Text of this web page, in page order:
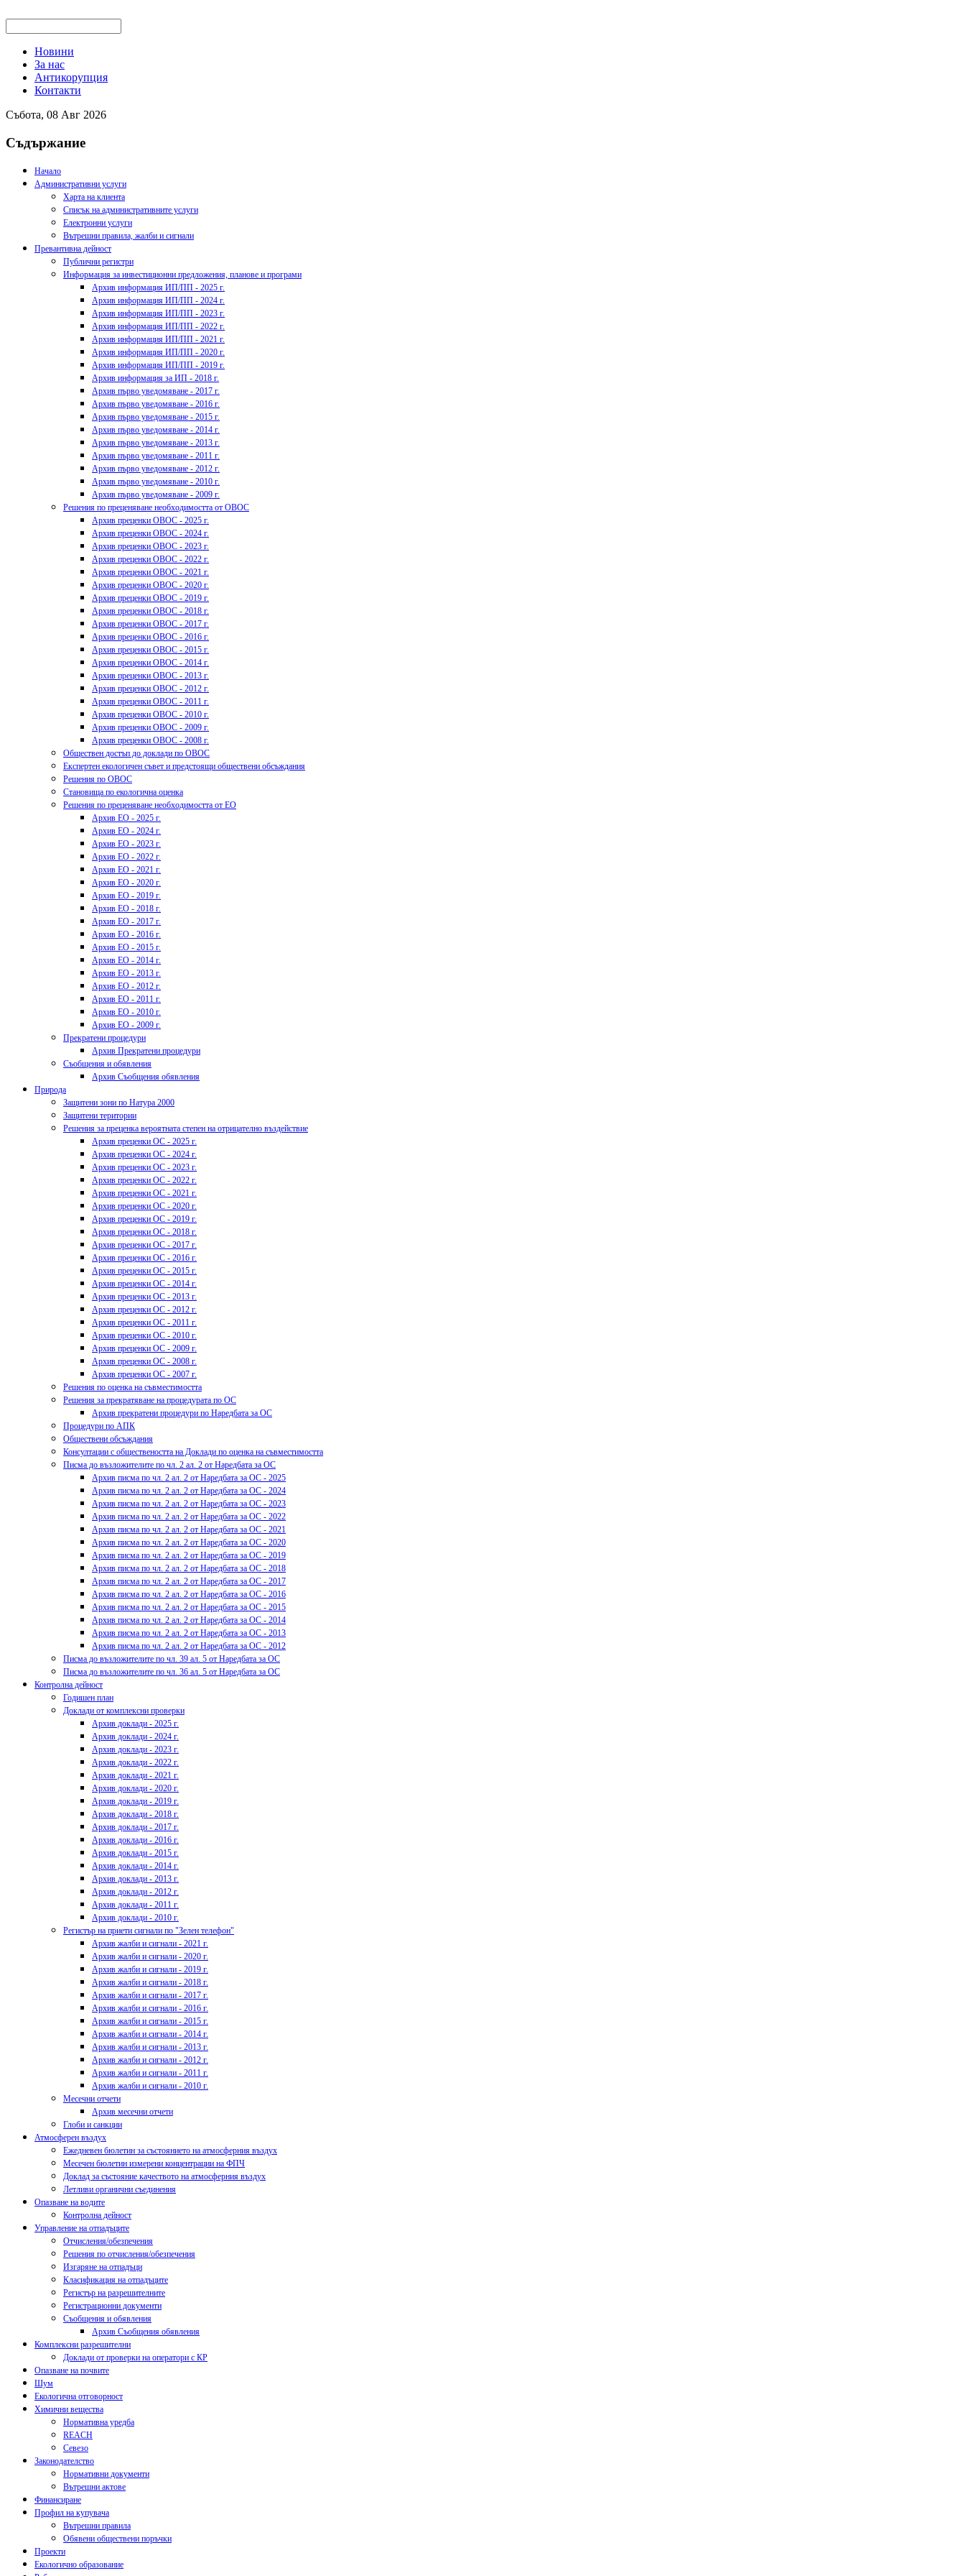
Новини
За нас
Антикорупция
Контакти
Събота, 08 Авг 2026
Съдържание
Начало
Административни услуги
Харта на клиента
Списък на административните услуги
Електронни услуги
Вътрешни правила, жалби и сигнали
Превантивна дейност
Публични регистри
Информация за инвестиционни предложения, планове и програми
Архив информация ИП/ПП - 2025 г.
Архив информация ИП/ПП - 2024 г.
Архив информация ИП/ПП - 2023 г.
Архив информация ИП/ПП - 2022 г.
Архив информация ИП/ПП - 2021 г.
Архив информация ИП/ПП - 2020 г.
Архив информация ИП/ПП - 2019 г.
Архив информация за ИП - 2018 г.
Архив първо уведомяване - 2017 г.
Архив първо уведомяване - 2016 г.
Архив първо уведомяване - 2015 г.
Архив първо уведомяване - 2014 г.
Архив първо уведомяване - 2013 г.
Архив първо уведомяване - 2011 г.
Архив първо уведомяване - 2012 г.
Архив първо уведомяване - 2010 г.
Архив първо уведомяване - 2009 г.
Решения по преценяване необходимостта от ОВОС
Архив преценки ОВОС - 2025 г.
Архив преценки ОВОС - 2024 г.
Архив преценки ОВОС - 2023 г.
Архив преценки ОВОС - 2022 г.
Архив преценки ОВОС - 2021 г.
Архив преценки ОВОС - 2020 г.
Архив преценки ОВОС - 2019 г.
Архив преценки ОВОС - 2018 г.
Архив преценки ОВОС - 2017 г.
Архив преценки ОВОС - 2016 г.
Архив преценки ОВОС - 2015 г.
Архив преценки ОВОС - 2014 г.
Архив преценки ОВОС - 2013 г.
Архив преценки ОВОС - 2012 г.
Архив преценки ОВОС - 2011 г.
Архив преценки ОВОС - 2010 г.
Архив преценки ОВОС - 2009 г.
Архив преценки ОВОС - 2008 г.
Обществен достъп до доклади по ОВОС
Експертен екологичен съвет и предстоящи обществени обсъждания
Решения по ОВОС
Становища по екологична оценка
Решения по преценяване необходимостта от ЕО
Архив ЕО - 2025 г.
Архив ЕО - 2024 г.
Архив ЕО - 2023 г.
Архив ЕО - 2022 г.
Архив ЕО - 2021 г.
Архив ЕО - 2020 г.
Архив ЕО - 2019 г.
Архив ЕО - 2018 г.
Архив ЕО - 2017 г.
Архив ЕО - 2016 г.
Архив ЕО - 2015 г.
Архив ЕО - 2014 г.
Архив ЕО - 2013 г.
Архив ЕО - 2012 г.
Архив ЕО - 2011 г.
Архив ЕО - 2010 г.
Архив ЕО - 2009 г.
Прекратени процедури
Архив Прекратени процедури
Съобщения и обявления
Архив Съобщения обявления
Природа
Защитени зони по Натура 2000
Защитени територии
Решения за преценка вероятната степен на отрицателно въздействие
Архив преценки ОС - 2025 г.
Архив преценки ОС - 2024 г.
Архив преценки ОС - 2023 г.
Архив преценки ОС - 2022 г.
Архив преценки ОС - 2021 г.
Архив преценки ОС - 2020 г.
Архив преценки ОС - 2019 г.
Архив преценки ОС - 2018 г.
Архив преценки ОС - 2017 г.
Архив преценки ОС - 2016 г.
Архив преценки ОС - 2015 г.
Архив преценки ОС - 2014 г.
Архив преценки ОС - 2013 г.
Архив преценки ОС - 2012 г.
Архив преценки ОС - 2011 г.
Архив преценки ОС - 2010 г.
Архив преценки ОС - 2009 г.
Архив преценки ОС - 2008 г.
Архив преценки ОС - 2007 г.
Решения по оценка на съвместимостта
Решения за прекратяване на процедурата по ОС
Архив прекратени процедури по Наредбата за ОС
Процедури по АПК
Обществени обсъждания
Консултации с обществеността на Доклади по оценка на съвместимостта
Писма до възложителите по чл. 2 ал. 2 от Наредбата за ОС
Архив писма по чл. 2 ал. 2 от Наредбата за ОС - 2025
Архив писма по чл. 2 ал. 2 от Наредбата за ОС - 2024
Архив писма по чл. 2 ал. 2 от Наредбата за ОС - 2023
Архив писма по чл. 2 ал. 2 от Наредбата за ОС - 2022
Архив писма по чл. 2 ал. 2 от Наредбата за ОС - 2021
Архив писма по чл. 2 ал. 2 от Наредбата за ОС - 2020
Архив писма по чл. 2 ал. 2 от Наредбата за ОС - 2019
Архив писма по чл. 2 ал. 2 от Наредбата за ОС - 2018
Архив писма по чл. 2 ал. 2 от Наредбата за ОС - 2017
Архив писма по чл. 2 ал. 2 от Наредбата за ОС - 2016
Архив писма по чл. 2 ал. 2 от Наредбата за ОС - 2015
Архив писма по чл. 2 ал. 2 от Наредбата за ОС - 2014
Архив писма по чл. 2 ал. 2 от Наредбата за ОС - 2013
Архив писма по чл. 2 ал. 2 от Наредбата за ОС - 2012
Писма до възложителите по чл. 39 ал. 5 от Наредбата за ОС
Писма до възложителите по чл. 36 ал. 5 от Наредбата за ОС
Контролна дейност
Годишен план
Доклади от комплексни проверки
Архив доклади - 2025 г.
Архив доклади - 2024 г.
Архив доклади - 2023 г.
Архив доклади - 2022 г.
Архив доклади - 2021 г.
Архив доклади - 2020 г.
Архив доклади - 2019 г.
Архив доклади - 2018 г.
Архив доклади - 2017 г.
Архив доклади - 2016 г.
Архив доклади - 2015 г.
Архив доклади - 2014 г.
Архив доклади - 2013 г.
Архив доклади - 2012 г.
Архив доклади - 2011 г.
Архив доклади - 2010 г.
Регистър на приети сигнали по "Зелен телефон"
Архив жалби и сигнали - 2021 г.
Архив жалби и сигнали - 2020 г.
Архив жалби и сигнали - 2019 г.
Архив жалби и сигнали - 2018 г.
Архив жалби и сигнали - 2017 г.
Архив жалби и сигнали - 2016 г.
Архив жалби и сигнали - 2015 г.
Архив жалби и сигнали - 2014 г.
Архив жалби и сигнали - 2013 г.
Архив жалби и сигнали - 2012 г.
Архив жалби и сигнали - 2011 г.
Архив жалби и сигнали - 2010 г.
Месечни отчети
Архив месечни отчети
Глоби и санкции
Атмосферен въздух
Ежедневен бюлетин за състоянието на атмосферния въздух
Месечен бюлетин измерени концентрации на ФПЧ
Доклад за състояние качеството на атмосферния въздух
Летливи органични съединения
Опазване на водите
Контролна дейност
Управление на отпадъците
Отчисления/обезпечения
Решения по отчисления/обезпечения
Изгаряне на отпадъци
Класификация на отпадъците
Регистър на разрешителните
Регистрационни документи
Съобщения и обявления
Архив Съобщения обявления
Комплексни разрешителни
Доклади от проверки на оператори с КР
Опазване на почвите
Шум
Екологична отговорност
Химични вещества
Нормативна уредба
REACH
Севезо
Законодателство
Нормативни документи
Вътрешни актове
Финансиране
Профил на купувача
Вътрешни правила
Обявени обществени поръчки
Проекти
Екологично образование